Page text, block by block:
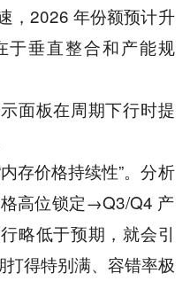
，2026 年份额预计升
于垂直整合和产能规
面板在周期下行时提
存价格持续性”。分析
高位锁定→Q3/Q4 产
略低于预期，就会引
得特别满、容错率极